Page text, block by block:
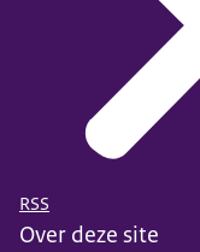
RSS
Over deze site